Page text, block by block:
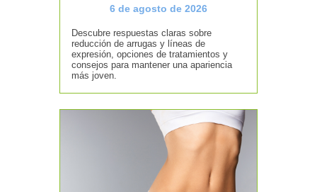
6 de agosto de 2026
Descubre respuestas claras sobre
reducción de arrugas y líneas de
expresión, opciones de tratamientos y
consejos para mantener una apariencia
más joven.